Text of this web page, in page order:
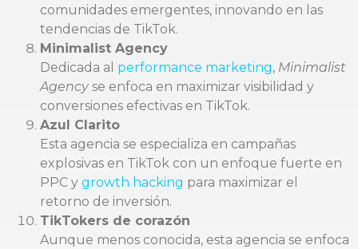
comunidades emergentes, innovando en las
tendencias de TikTok.
Minimalist Agency
Dedicada al performance marketing, Minimalist
Agencyse enfoca en maximizar visibilidad y
conversiones efectivas en TikTok.
Azul Clarito
Esta agencia se especializa en campañas
explosivas en TikTok con un enfoque fuerte en
PPC y growth hacking para maximizar el
retorno de inversión.
TikTokers de corazón
Aunque menos conocida, esta agencia se enfoca